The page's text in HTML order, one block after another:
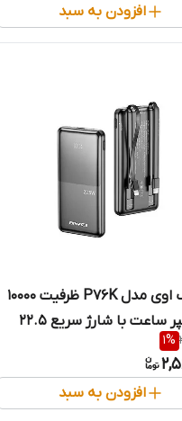
افزودن به سبد
پاوربانک اوی مدل P76K ظرفیت 10000
میلی‌آمپر ساعت با شارژ سریع 22.5
دیجیتال
1%
افزودن به سبد